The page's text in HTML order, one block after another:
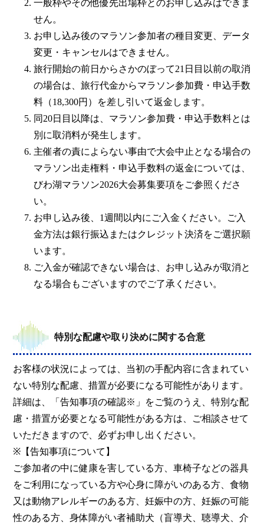
一般枠やその他優先出場枠とのお申し込みはできま
せん。
お申し込み後のマラソン参加者の種目変更、データ
変更・キャンセルはできません。
旅行開始の前日からさかのぼって21日目以前の取消
の場合は、旅行代金からマラソン参加費・申込手数
料（18,300円）を差し引いて返金します。
同20日目以降は、マラソン参加費・申込手数料とは
別に取消料が発生します。
主催者の責によらない事由で大会中止となる場合の
マラソン出走権料・申込手数料の返金については、
びわ湖マラソン2026大会募集要項をご参照くださ
い。
お申し込み後、1週間以内にご入金ください。ご入
金方法は銀行振込またはクレジット決済をご選択願
います。
ご入金が確認できない場合は、お申し込みが取消と
なる場合もございますのでご了承ください。
特別な配慮や取り決めに関する合意
お客様の状況によっては、当初の手配内容に含まれてい
ない特別な配慮、措置が必要になる可能性があります。
詳細は、「告知事項の確認※」をご覧のうえ、特別な配
慮・措置が必要となる可能性がある方は、ご相談させて
いただきますので、必ずお申し出ください。
※【告知事項について】
ご参加者の中に健康を害している方、車椅子などの器具
をご利用になっている方や心身に障がいのある方、食物
又は動物アレルギーのある方、妊娠中の方、妊娠の可能
性のある方、身体障がい者補助犬（盲導犬、聴導犬、介